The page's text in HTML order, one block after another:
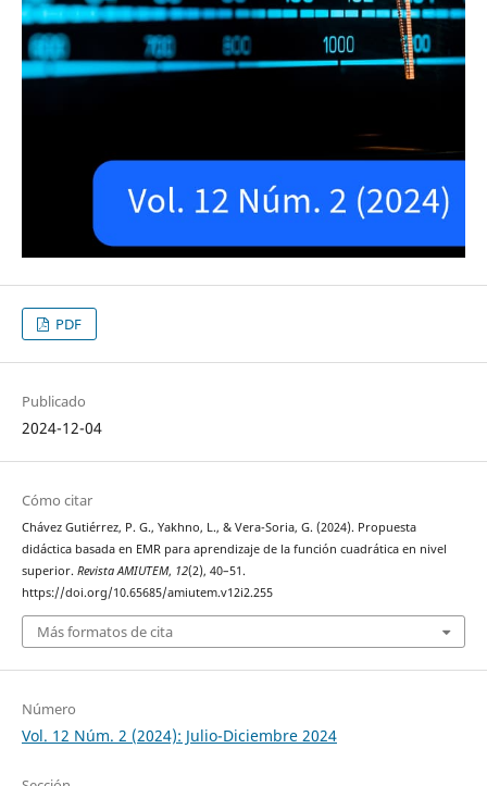
PDF
Publicado
2024-12-04
Cómo citar
Chávez Gutiérrez, P. G., Yakhno, L., & Vera-Soria, G. (2024). Propuesta
didáctica basada en EMR para aprendizaje de la función cuadrática en nivel
superior. Revista AMIUTEM, 12(2), 40–51.
https://doi.org/10.65685/amiutem.v12i2.255
Más formatos de cita
Número
Vol. 12 Núm. 2 (2024): Julio-Diciembre 2024